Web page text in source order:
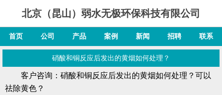
北京（昆山）弱水无极环保科技有限公司
首页 公司 产品 案例 新闻 招聘 联系
硝酸和铜反应后发出的黄烟如何处理？
客户咨询： 硝酸和铜反应后发出的黄烟如何处理？可以
祛除黄色？